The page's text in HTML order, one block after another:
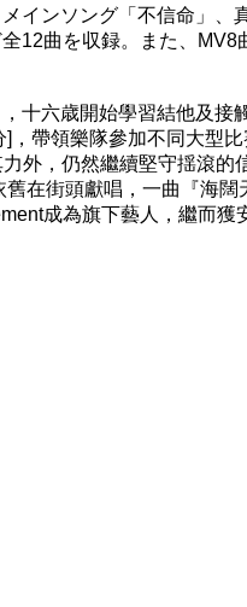
インソング「不信命」、
12曲を収録。また、MV8
十六歳開始學習結他及接
，帶領樂隊參加不同大型
外，仍然繼續堅守揺滾的
在街頭獻唱，一曲『海闊
成為旗下藝人，繼而獲